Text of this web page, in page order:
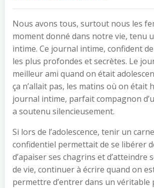
Nous avons tous, surtout nous les
moment donné dans notre vie, tenu
intime. Ce journal intime, confident
les plus profondes et secrètes. Le
meilleur ami quand on était
ça n’allait pas, les matins où on était
journal intime, parfait compagnon
a soutenu silencieusement.
Si lors de l’adolescence, tenir un
confidentiel permettait de se libérer
d’apaiser ses chagrins et d’atteindre
de vie, continuer à écrire quand on
permettre d’entrer dans un véritable